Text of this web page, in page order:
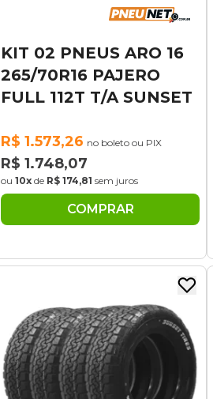
KIT 02 PNEUS ARO 16
265/70R16 PAJERO
FULL 112T T/A SUNSET
R$ 1.573,26 no boleto ou PIX
R$ 1.748,07
ou 10x de R$ 174,81 sem juros
COMPRAR